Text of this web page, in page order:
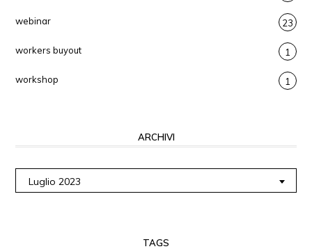
webinar 23
workers buyout 1
workshop 1
ARCHIVI
Luglio 2023
TAGS